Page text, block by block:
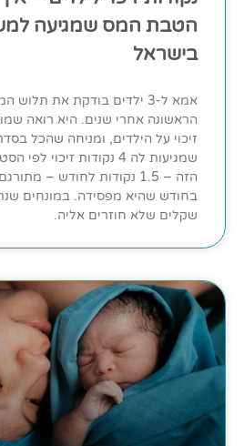
הטבת המס שמגיעה
בישראל
אמא ל-3 ילדים בודקת את
זיכוי על הילדים, ומניחה שהכל
שמגיעות לה 4 נקודות
שקלים שלא חוזרים אליה.